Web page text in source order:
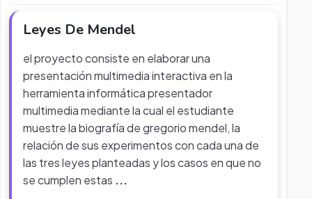
Leyes De Mendel
el proyecto consiste en elaborar una
presentación multimedia interactiva en la
herramienta informática presentador
multimedia mediante la cual el estudiante
muestre la biografía de gregorio mendel, la
relación de sus experimentos con cada una de
las tres leyes planteadas y los casos en que no
se cumplen estas ...